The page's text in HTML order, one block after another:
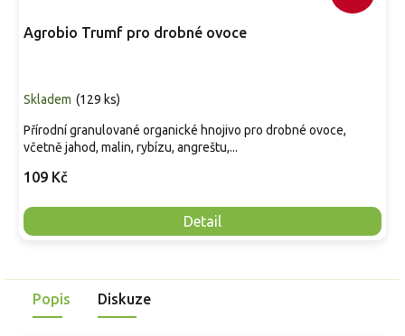
Agrobio Trumf pro drobné ovoce
Skladem (129 ks)
109 Kč
Detail
Přírodní granulované organické hnojivo pro drobné ovoce,
včetně jahod, malin, rybízu, angreštu,...
Popis Diskuze